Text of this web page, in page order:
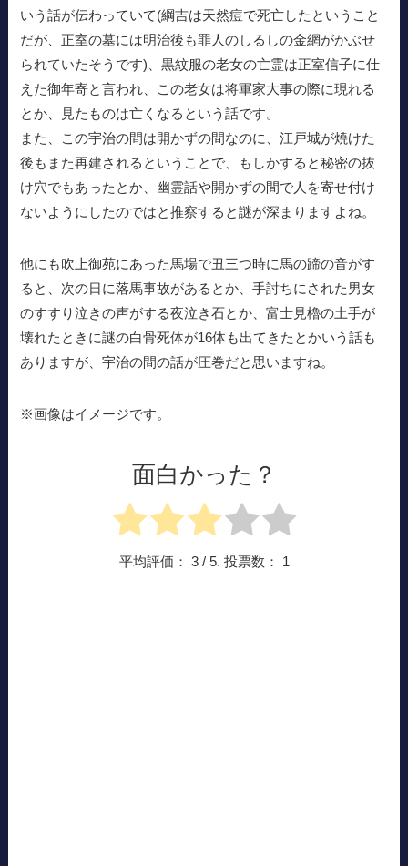
いう話が伝わっていて(綱吉は天然痘で死亡したということ
だが、正室の墓には明治後も罪人のしるしの金網がかぶせ
られていたそうです)、黒紋服の老女の亡霊は正室信子に仕
えた御年寄と言われ、この老女は将軍家大事の際に現れる
とか、見たものは亡くなるという話です。
また、この宇治の間は開かずの間なのに、江戸城が焼けた
後もまた再建されるということで、もしかすると秘密の抜
け穴でもあったとか、幽霊話や開かずの間で人を寄せ付け
ないようにしたのではと推察すると謎が深まりますよね。
他にも吹上御苑にあった馬場で丑三つ時に馬の蹄の音がす
ると、次の日に落馬事故があるとか、手討ちにされた男女
のすすり泣きの声がする夜泣き石とか、富士見櫓の土手が
壊れたときに謎の白骨死体が16体も出てきたとかいう話も
ありますが、宇治の間の話が圧巻だと思いますね。
※画像はイメージです。
面白かった？
平均評価： 3/ 5. 投票数： 1